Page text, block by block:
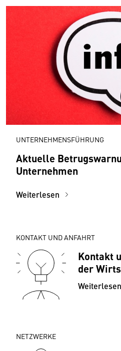
UNTERNEHMENSFÜHRUNG
Aktuelle
Unternehmen
Weiterlesen
KONTAKT UND ANFAHRT
Kontakt
der
Wien
Weiterlesen
NETZWERKE